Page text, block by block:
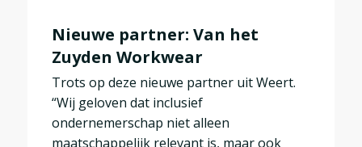
Nieuwe partner: Van het
Zuyden Workwear
Trots op deze nieuwe partner uit Weert.
“Wij geloven dat inclusief
ondernemerschap niet alleen
maatschappelijk relevant is, maar ook